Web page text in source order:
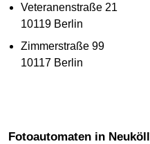
Veteranenstraße 21
10119 Berlin
Zimmerstraße 99
10117 Berlin
Fotoautomaten in